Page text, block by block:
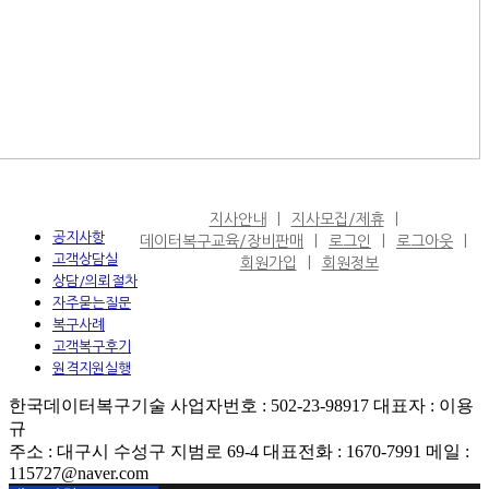
공지사항
고객상담실
상담/의뢰절차
자주묻는질문
복구사례
고객복구후기
원격지원실행
지사안내
지사모집/제휴
데이터복구교육/장비판매
로그인
로그아웃
회원가입
회원정보
한국데이터복구기술 사업자번호 : 502-23-98917 대표자 : 이용
규
주소 : 대구시 수성구 지범로 69-4 대표전화 : 1670-7991 메일 :
115727@naver.com